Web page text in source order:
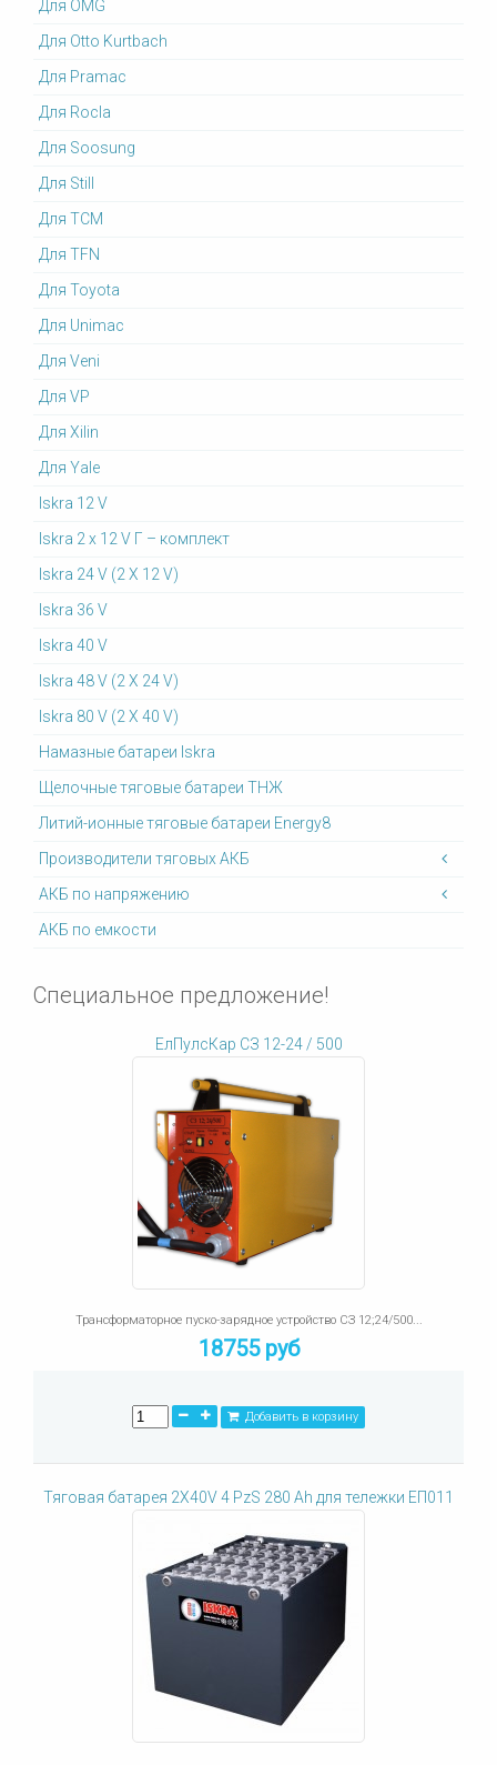
Для OMG
Для Otto Kurtbach
Для Pramac
Для Rocla
Для Soosung
Для Still
Для TCM
Для TFN
Для Toyota
Для Unimac
Для Veni
Для VP
Для Xilin
Для Yale
Iskra 12 V
Iskra 2 x 12 V Г – комплект
Iskra 24 V (2 X 12 V)
Iskra 36 V
Iskra 40 V
Iskra 48 V (2 X 24 V)
Iskra 80 V (2 X 40 V)
Намазные батареи Iskra
Щелочные тяговые батареи ТНЖ
Литий-ионные тяговые батареи Energy8
Производители тяговых АКБ
АКБ по напряжению
АКБ по емкости
Специальное предложение!
ЕлПулсКар СЗ 12-24 / 500
Трансформаторное пуско-зарядное устройство СЗ 12;24/500...
18755 руб
Добавить в корзину
Тяговая батарея 2X40V 4 PzS 280 Ah для тележки ЕП011